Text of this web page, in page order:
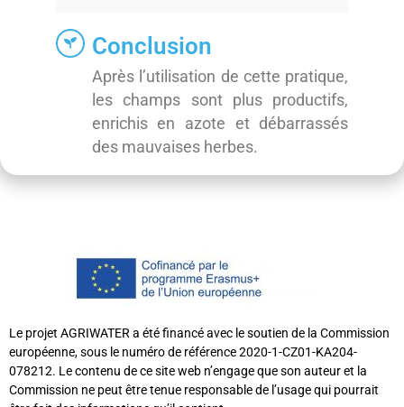
Conclusion
Après l’utilisation de cette pratique,
les champs sont plus productifs,
enrichis en azote et débarrassés
des mauvaises herbes.
Le projet AGRIWATER a été financé avec le soutien de la Commission
européenne, sous le numéro de référence 2020-1-CZ01-KA204-
078212. Le contenu de ce site web n’engage que son auteur et la
Commission ne peut être tenue responsable de l’usage qui pourrait